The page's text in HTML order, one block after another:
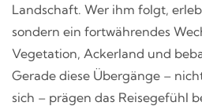
Landschaft. Wer ihm folgt,
sondern ein fortwährendes
Vegetation, Ackerland und
Gerade diese Übergänge –
sich – prägen das Reisegefühl